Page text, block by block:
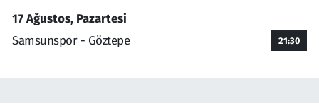
17 Ağustos, Pazartesi
Samsunspor - Göztepe
21:30